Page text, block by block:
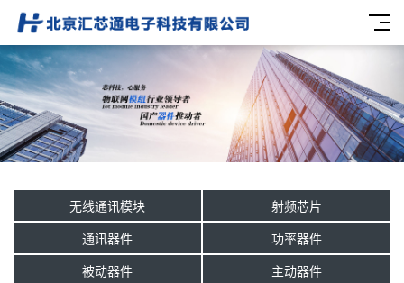
无线通讯模块
射频芯片
通讯器件
功率器件
被动器件
主动器件